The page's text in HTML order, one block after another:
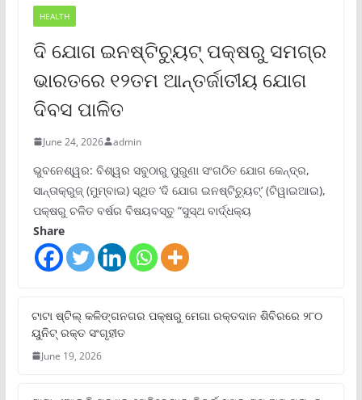
HEALTH
ଦି ଯୋଗ ଇନଷ୍ଟିଚ୍ୟୁଟ୍ ପକ୍ଷରୁ ସମଗ୍ର
ଭାରତରେ ୧୨ତମ ଆନ୍ତର୍ଜାତୀୟ ଯୋଗ
ଦିବସ ପାଳିତ
June 24, 2026 admin
ଭୁବନେଶ୍ୱର: ବିଶ୍ୱର ସବୁଠାରୁ ପୁରୁଣା ସଂଗଠିତ ଯୋଗ କେନ୍ଦ୍ର,
ସାନ୍ତାକ୍ରୁଜ୍ (ମୁମ୍ବାଇ) ସ୍ଥିତ ‘ଦି ଯୋଗ ଇନଷ୍ଟିଚ୍ୟୁଟ୍‌’ (ଟିୱାଇଆଇ),
ପକ୍ଷରୁ ଚଳିତ ବର୍ଷର ବିଷୟବସ୍ତୁ “ସୁସ୍ଥ ବାର୍ଦ୍ଧକ୍ୟ
Share
ଟାଟା ଷ୍ଟିଲ୍‌ କଳିଙ୍ଗନଗର ପକ୍ଷରୁ ମେଗା ରକ୍ତଦାନ ଶିବିରରେ ୨୮୦
ୟୁନିଟ୍‌ ରକ୍ତ ସଂଗୃହୀତ
June 19, 2026